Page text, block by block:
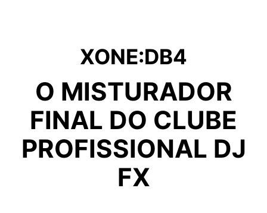
XONE:DB4
O MISTURADOR
FINAL DO CLUBE
PROFISSIONAL DJ
FX